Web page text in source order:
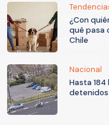
¿Con
qué pasa
Chile
Nacional
Hasta